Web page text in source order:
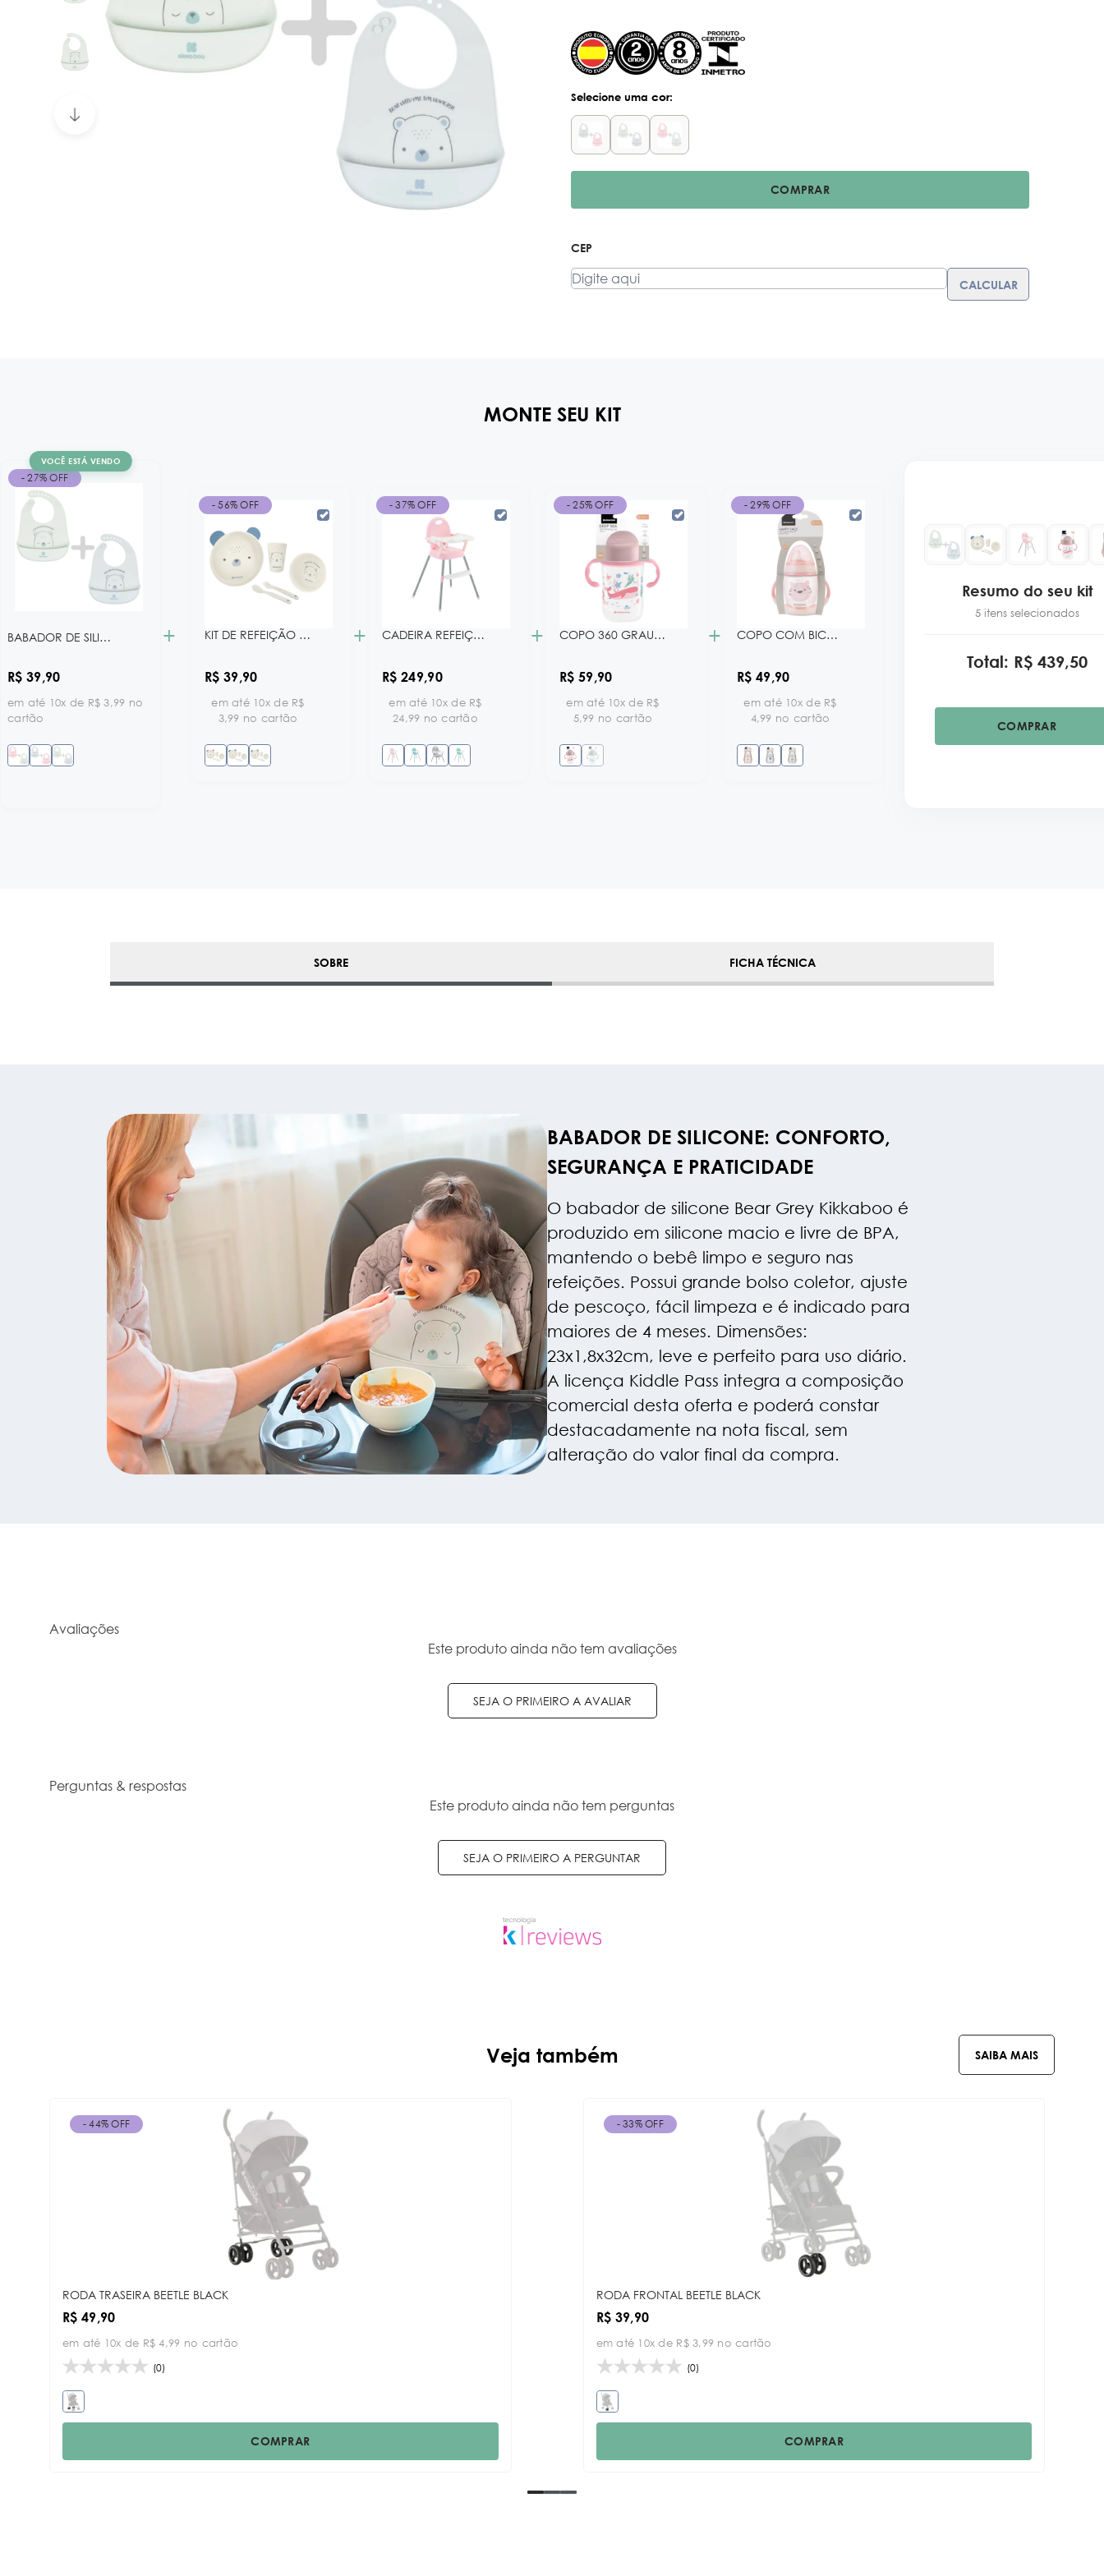
Selecione uma cor:
COMPRAR
CEP
MONTE SEU KIT
VOCÊ ESTÁ VENDO
BABADOR DE SILICONE BEAR WITH ME MINT KB
R$ 39,90
em até 10x de R$ 3,99 no
cartão
- 27% OFF
+ KIT DE REFEIÇÃO BEAR WITH ME BLUE KB
R$ 39,90
em até 10x de R$
3,99 no cartão
- 56% OFF
+ CADEIRA REFEIÇÃO 3 EM 1 SPOONY PINK KB
R$ 249,90
em até 10x de R$
24,99 no cartão
- 37% OFF
+ COPO 360 GRAUS - 300 ML DEEP SEA PINK KB
R$ 59,90
em até 10x de R$
5,99 no cartão
- 25% OFF
+ COPO COM BICO DE SILICONE 200 ML HAPPY FACE BLUE KB
R$ 49,90
em até 10x de R$
4,99 no cartão
- 29% OFF
Resumo do seu kit
5 itens selecionados
Total: R$ 439,50
COMPRAR
SOBRE FICHA TÉCNICA
BABADOR DE SILICONE: CONFORTO,
SEGURANÇA E PRATICIDADE
O babador de silicone Bear Grey Kikkaboo é
produzido em silicone macio e livre de BPA,
mantendo o bebê limpo e seguro nas
refeições. Possui grande bolso coletor, ajuste
de pescoço, fácil limpeza e é indicado para
maiores de 4 meses. Dimensões:
23x1,8x32cm, leve e perfeito para uso diário.
A licença Kiddle Pass integra a composição
comercial desta oferta e poderá constar
destacadamente na nota fiscal, sem
alteração do valor final da compra.
Avaliações
Este produto ainda não tem avaliações
SEJA O PRIMEIRO A AVALIAR
Perguntas & respostas
Este produto ainda não tem perguntas
SEJA O PRIMEIRO A PERGUNTAR
Veja também SAIBA MAIS
RODA TRASEIRA BEETLE BLACK
R$ 49,90
em até 10x de R$ 4,99 no cartão
- 44% OFF
(0)
COMPRAR
RODA FRONTAL BEETLE BLACK
R$ 39,90
em até 10x de R$ 3,99 no cartão
- 33% OFF
(0)
COMPRAR